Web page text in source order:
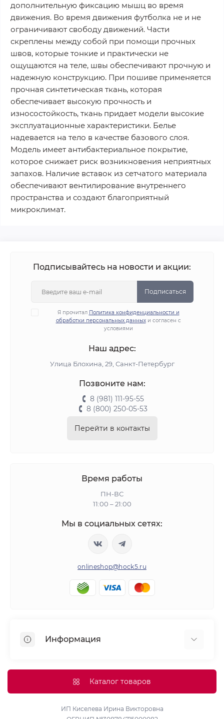
дополнительную фиксацию мышц во время
движения. Во время движения футболка не и не
ограничивают свободу движений. Части
скреплены между собой при помощи прочных
швов, которые тонкие и практически не
ощущаются на теле, швы обеспечивают прочную и
надежную конструкцию. При пошиве применяется
прочная синтетическая ткань, которая
обеспечивает высокую прочность и
износостойкость, ткань придает модели высокие
эксплуатационные характеристики. Белье
надевается на тело в качестве базового слоя.
Модель имеет антибактериальное покрытие,
которое снижает риск возникновения неприятных
запахов. Наличие вставок из сетчатого материала
обеспечивают вентилирование внутреннего
пространства и создают благоприятный
микроклимат.
Подписывайтесь на новости и акции:
Подписаться
Я прочитал Политика конфиденциальности и
обработки персональных данныхи согласен с
условиями
Наш адрес:
Улица Блохина, 29, Санкт-Петербург
Позвоните нам:
8 (981) 111-95-55
8 (800) 250-05-53
Перейти в контакты
Время работы
ПН-ВС
11:00 – 21:00
Мы в социальных сетях:
onlineshop@hock5.ru
Информация
Доставка
Политика конфиденциальности и обработки
Каталог товаров
ИП Киселева Ирина Викторовна